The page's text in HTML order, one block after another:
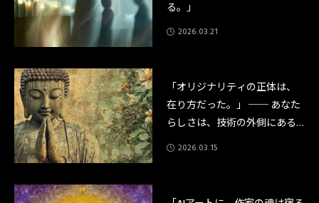
る。」
2026.03.21
「オリジナリティの正体は、
在り方だった。」 ── あなた
らしさは、技術の外側にある
──2026.03.15